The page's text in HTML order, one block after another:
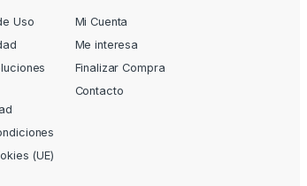
Uso
(UE)
Mi Cuenta
Me interesa
Finalizar Compra
Contacto